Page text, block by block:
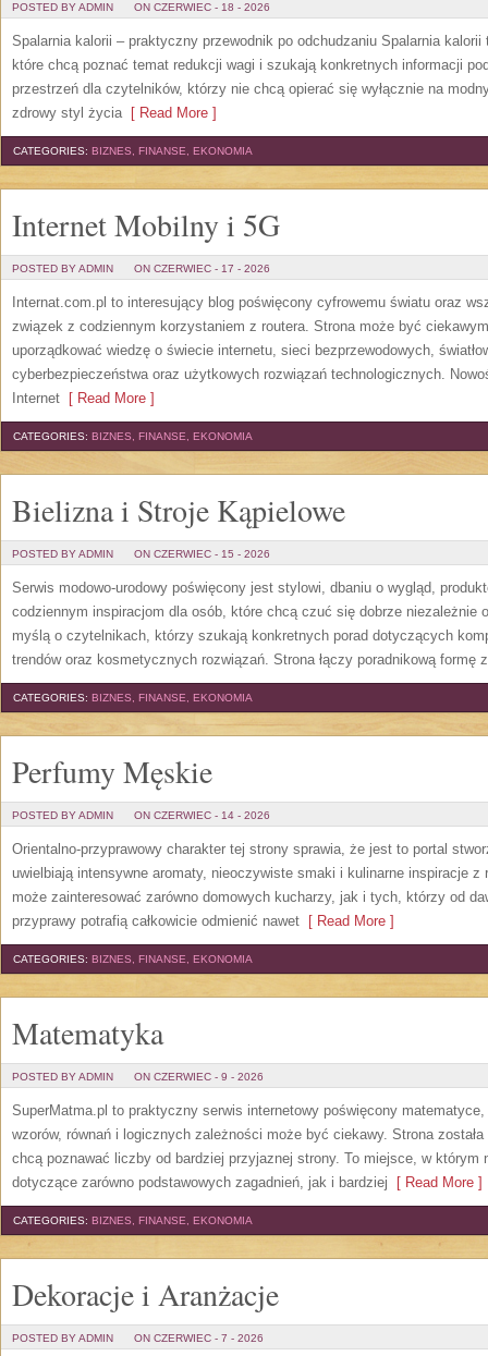
POSTED BY ADMIN ON CZERWIEC - 18 - 2026
Spalarnia kalorii – praktyczny przewodnik po odchudzaniu Spalarnia
które chcą poznać temat redukcji wagi i szukają konkretnych informacji
przestrzeń dla czytelników, którzy nie chcą opierać się wyłącznie na
zdrowy styl życia[ Read More ]
CATEGORIES: BIZNES, FINANSE, EKONOMIA
Internet Mobilny i 5G
POSTED BY ADMIN ON CZERWIEC - 17 - 2026
Internat.com.pl to interesujący blog poświęcony cyfrowemu światu oraz
związek z codziennym korzystaniem z routera. Strona może być
uporządkować wiedzę o świecie internetu, sieci bezprzewodowych,
cyberbezpieczeństwa oraz użytkowych rozwiązań technologicznych.
Internet [ Read More ]
CATEGORIES: BIZNES, FINANSE, EKONOMIA
Bielizna i Stroje Kąpielowe
POSTED BY ADMIN ON CZERWIEC - 15 - 2026
Serwis modowo-urodowy poświęcony jest stylowi, dbaniu o wygląd,
codziennym inspiracjom dla osób, które chcą czuć się dobrze niezależnie
myślą o czytelnikach, którzy szukają konkretnych porad dotyczących
trendów oraz kosmetycznych rozwiązań. Strona łączy poradnikową formę z
CATEGORIES: BIZNES, FINANSE, EKONOMIA
Perfumy Męskie
POSTED BY ADMIN ON CZERWIEC - 14 - 2026
Orientalno-przyprawowy charakter tej strony sprawia, że jest to portal
uwielbiają intensywne aromaty, nieoczywiste smaki i kulinarne inspiracje
może zainteresować zarówno domowych kucharzy, jak i tych, którzy od
przyprawy potrafią całkowicie odmienić nawet [ Read More ]
CATEGORIES: BIZNES, FINANSE, EKONOMIA
Matematyka
POSTED BY ADMIN ON CZERWIEC - 9 - 2026
SuperMatma.pl to praktyczny serwis internetowy poświęcony
wzorów, równań i logicznych zależności może być ciekawy. Strona
chcą poznawać liczby od bardziej przyjaznej strony. To miejsce, w którym
dotyczące zarówno podstawowych zagadnień, jak i bardziej [ Read More ]
CATEGORIES: BIZNES, FINANSE, EKONOMIA
Dekoracje i Aranżacje
POSTED BY ADMIN ON CZERWIEC - 7 - 2026